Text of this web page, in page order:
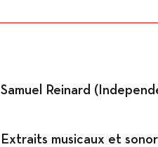
Samuel Reinard
Extraits musicaux et